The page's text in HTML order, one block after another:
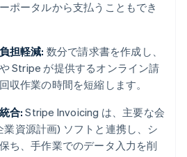
ポータルから支払うこともでき
担軽減: 数分で請求書を作成し、
Stripe が提供するオンライン請
収作業の時間を短縮します。
合: Stripe Invoicing は、主要な会
業資源計画) ソフトと連携し、シ
ち、手作業でのデータ入力を削